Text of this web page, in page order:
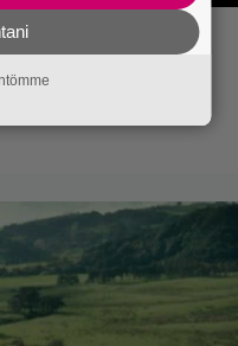
näytillä
Night